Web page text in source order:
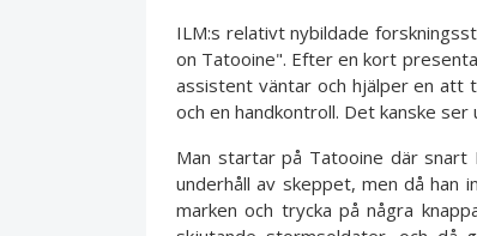
ILM:s relativt nybildade
on Tatooine". Efter en kort
assistent väntar och hjälper en att
och en handkontroll. Det kanske
Man startar på Tatooine där snart
underhåll av skeppet, men då han
marken och trycka på några